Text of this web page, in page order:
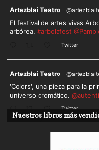
Artezblai Teatro
El festival de artes vivas
arbórea. #arbolafest
Twitter
Artezblai Teatro
'Colors', una pieza para la
universo cromático.
Twitter
Nuestros libros más